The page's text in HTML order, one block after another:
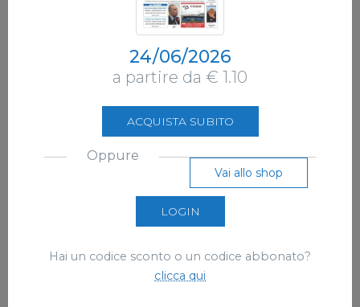
24/06/2026
a partire da € 1.10
ACQUISTA SUBITO
Oppure
Vai allo shop
LOGIN
Hai un codice sconto o un codice abbonato?
clicca qui